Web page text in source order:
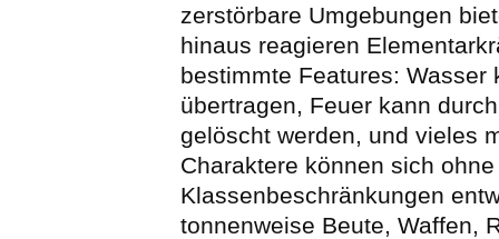
zerstörbare Umgebungen
hinaus reagieren
bestimmte Features: Wasser
übertragen, Feuer kann
gelöscht werden, und vieles
Charaktere können sich ohne
Klassenbeschränkungen
tonnenweise Beute, Waffen,